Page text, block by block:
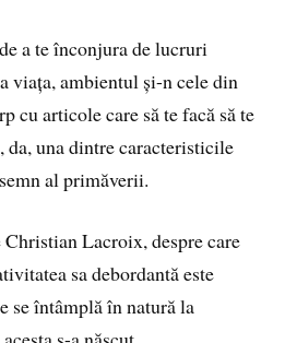
a te înconjura de lucruri
viața, ambientul și-n cele din
cu articole care să te facă să te
una dintre caracteristicile
al primăverii.
Lacroix, despre care
sa debordantă este
se întâmplă în natură la